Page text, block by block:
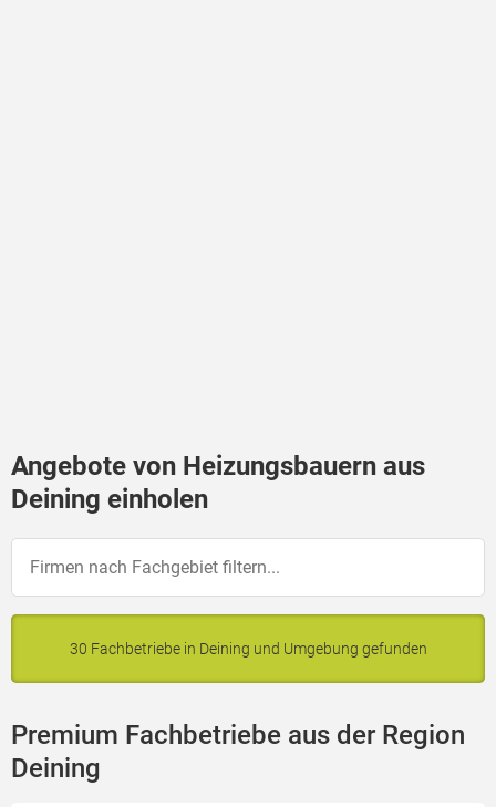
Angebote von Heizungsbauern aus
Deining einholen
30 Fachbetriebe in Deining und Umgebung gefunden
Premium Fachbetriebe aus der Region
Deining